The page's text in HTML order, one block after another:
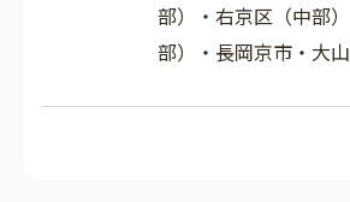
部）・右京区（中部
部）・長岡京市・大